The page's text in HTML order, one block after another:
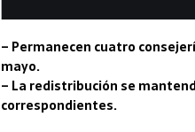
– Permanecen cuatro
mayo.
– La redistribución se
correspondientes.